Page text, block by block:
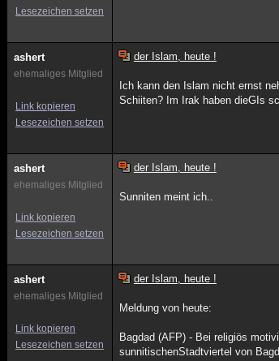
Lesezeichen setzen
ashert
ehemaliges Mitglied
Link kopieren
Lesezeichen setzen
der Islam, heute !
Ich kann den Islam nicht ernst
Schiiten? Im Irak haben dieGIs
ashert
ehemaliges Mitglied
Link kopieren
Lesezeichen setzen
der Islam, heute !
Sunniten meint ich..
ashert
ehemaliges Mitglied
Link kopieren
Lesezeichen setzen
der Islam, heute !
Meldung von heute:
Bagdad (AFP) - Bei religiös
sunnitischenStadtviertel von